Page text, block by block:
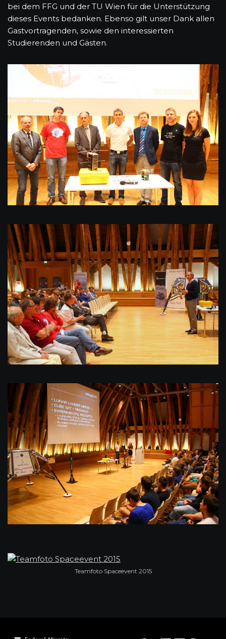
bei dem FFG und der TU Wien für die Unterstützung
dieses Events bedanken. Ebenso gilt unser Dank allen
Gastvortragenden, sowie den interessierten
Studierenden und Gästen.
Teamfoto Spaceevent 2015